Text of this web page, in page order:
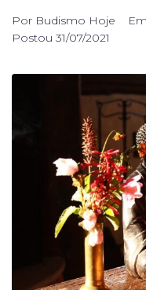
Por Budismo Hoje Em
Postou 31/07/2021